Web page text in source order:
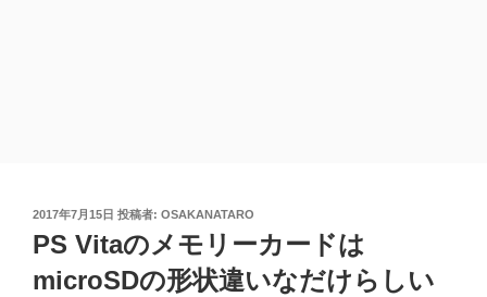
投
稿
日:
2017年7月15日 投稿者: OSAKANATARO
PS Vitaのメモリーカードは
microSDの形状違いなだけらしい